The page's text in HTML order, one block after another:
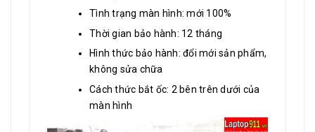
Tình trạng màn hình: mới 100%
Thời gian bảo hành: 12 tháng
Hình thức bảo hành: đổi mới sản phẩm,
không sửa chữa
Cách thức bắt ốc: 2 bên trên dưới của
màn hình